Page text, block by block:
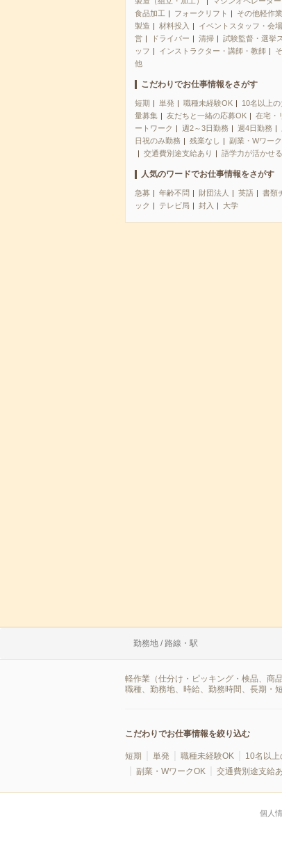
食品加工
フォークリフト
その他軽作業
製造
材料投入
イベントスタッフ・会
営
ドライバー 清掃
試験監督・選挙
ッフ
インストラクター・講師・教師
他
こだわりでお仕事情報をさがす
短期 単発 職種未経験OK
10名以上の
量募集
友だちと一緒の応募OK
在宅・
ートワーク
週2～3日勤務 週4日勤務
日祝のみ勤務
残業なし
副業・Wワー
交通費別途支給あり
語学力が活かせる
人気のワードでお仕事情報をさがす
急募 年齢不問 財団法人 英語
書類
ック
テレビ局 封入 大学
勤務地 / 路線・駅
軽作業（仕分け・ピッキング・検品、商
職種、勤務地、時給、勤務時間、長期・
こだわりでお仕事情報を絞り込む
短期 単発 職種未経験OK 10名以上
副業・WワークOK
交通費別途支給
個人